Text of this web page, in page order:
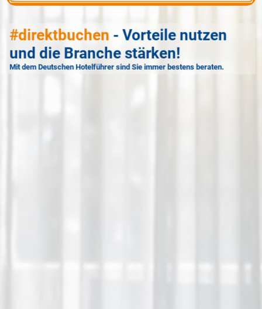
#direktbuchen - Vorteile nutzen
und die Branche stärken!
Mit dem Deutschen Hotelführer sind Sie immer bestens beraten.